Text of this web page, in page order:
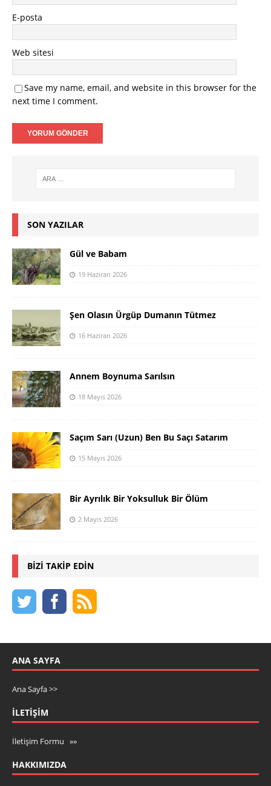
E-posta
Web sitesi
Save my name, email, and website in this browser for the
next time I comment.
SON YAZILAR
Gül ve Babam
19 Haziran 2026
Şen Olasın Ürgüp Dumanın Tütmez
16 Haziran 2026
Annem Boynuma Sarılsın
18 Mayıs 2026
Saçım Sarı (Uzun) Ben Bu Saçı Satarım
15 Mayıs 2026
Bir Ayrılık Bir Yoksulluk Bir Ölüm
2 Mayıs 2026
BIZI TAKIP EDIN
ANA SAYFA
Ana Sayfa >>
İLETIŞIM
İletişim Formu »»
HAKKIMIZDA